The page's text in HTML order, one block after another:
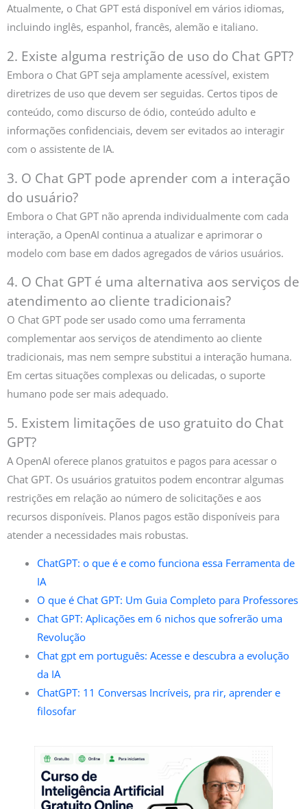
Atualmente, o Chat GPT está disponível em vários idiomas,
incluindo inglês, espanhol, francês, alemão e italiano.
2. Existe alguma restrição de uso do Chat GPT?
Embora o Chat GPT seja amplamente acessível, existem
diretrizes de uso que devem ser seguidas. Certos tipos de
conteúdo, como discurso de ódio, conteúdo adulto e
informações confidenciais, devem ser evitados ao interagir
com o assistente de IA.
3. O Chat GPT pode aprender com a interação
do usuário?
Embora o Chat GPT não aprenda individualmente com cada
interação, a OpenAI continua a atualizar e aprimorar o
modelo com base em dados agregados de vários usuários.
4. O Chat GPT é uma alternativa aos serviços de
atendimento ao cliente tradicionais?
O Chat GPT pode ser usado como uma ferramenta
complementar aos serviços de atendimento ao cliente
tradicionais, mas nem sempre substitui a interação humana.
Em certas situações complexas ou delicadas, o suporte
humano pode ser mais adequado.
5. Existem limitações de uso gratuito do Chat
GPT?
A OpenAI oferece planos gratuitos e pagos para acessar o
Chat GPT. Os usuários gratuitos podem encontrar algumas
restrições em relação ao número de solicitações e aos
recursos disponíveis. Planos pagos estão disponíveis para
atender a necessidades mais robustas.
ChatGPT: o que é e como funciona essa Ferramenta de
IA
O que é Chat GPT: Um Guia Completo para Professores
Chat GPT: Aplicações em 6 nichos que sofrerão uma
Revolução
Chat gpt em português: Acesse e descubra a evolução
da IA
ChatGPT: 11 Conversas Incríveis, pra rir, aprender e
filosofar